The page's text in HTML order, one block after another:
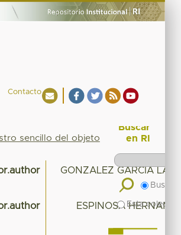
Contacto
sencillo del objeto
GONZALEZ GARCIA
ESPINOSA
Buscar
en RI
Buscar
Esta